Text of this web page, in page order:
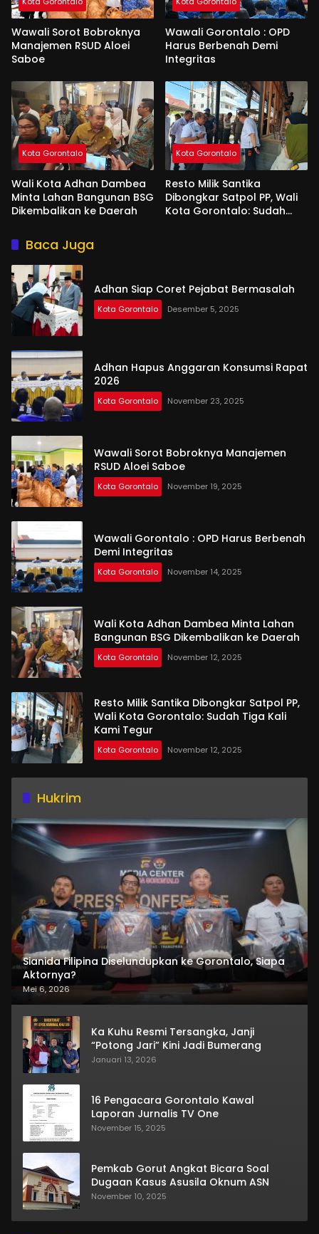
Wawali Sorot Bobroknya
Manajemen RSUD Aloei
Saboe
Wawali Gorontalo : OPD
Harus Berbenah Demi
Integritas
Kota Gorontalo
Wali Kota Adhan Dambea
Minta Lahan Bangunan BSG
Dikembalikan ke Daerah
Kota Gorontalo
Resto Milik Santika
Dibongkar Satpol PP, Wali
Kota Gorontalo: Sudah
Baca Juga
Adhan Siap Coret Pejabat Bermasalah
Kota Gorontalo Desember 5, 2025
Adhan Hapus Anggaran Konsumsi Rapat
2026
Kota Gorontalo November 23, 2025
Wawali Sorot Bobroknya Manajemen
RSUD Aloei Saboe
Kota Gorontalo November 19, 2025
Wawali Gorontalo : OPD Harus Berbenah
Demi Integritas
Kota Gorontalo November 14, 2025
Wali Kota Adhan Dambea Minta Lahan
Bangunan BSG Dikembalikan ke Daerah
Kota Gorontalo November 12, 2025
Resto Milik Santika Dibongkar Satpol PP,
Wali Kota Gorontalo: Sudah Tiga Kali
Kami Tegur
Kota Gorontalo November 12, 2025
Hukrim
Sianida Filipina Diselundupkan ke Gorontalo, Siapa
Aktornya?
Mei 6, 2026
Ka Kuhu Resmi Tersangka, Janji
“Potong Jari” Kini Jadi Bumerang
Januari 13, 2026
16 Pengacara Gorontalo Kawal
Laporan Jurnalis TV One
November 15, 2025
Pemkab Gorut Angkat Bicara Soal
Dugaan Kasus Asusila Oknum ASN
November 10, 2025